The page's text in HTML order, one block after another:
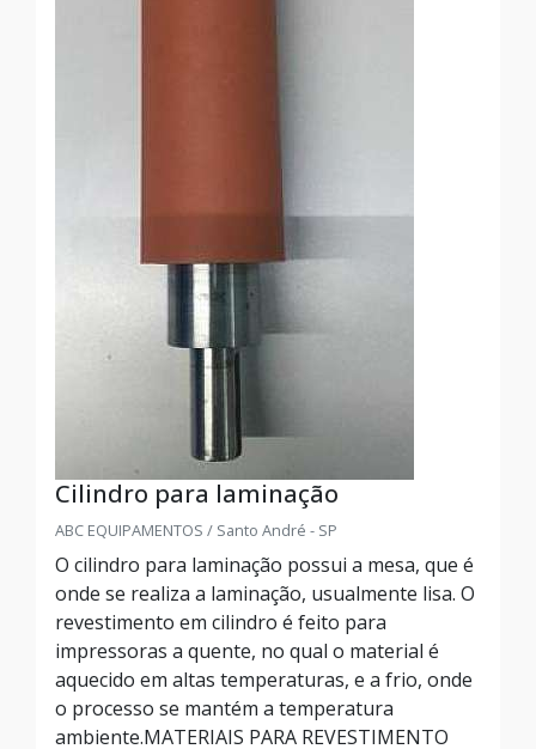
Cilindro para laminação
ABC EQUIPAMENTOS / Santo André - SP
O cilindro para laminação possui a mesa, que é
onde se realiza a laminação, usualmente lisa. O
revestimento em cilindro é feito para
impressoras a quente, no qual o material é
aquecido em altas temperaturas, e a frio, onde
o processo se mantém a temperatura
ambiente.MATERIAIS PARA REVESTIMENTO